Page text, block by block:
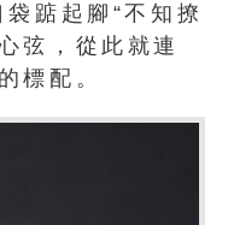
踮起腳“不知撩
弦，從此就連
標配。